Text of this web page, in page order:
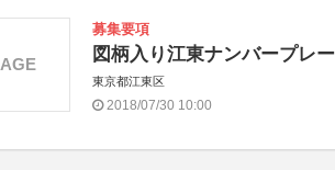
募集要項
図柄入り江東ナンバープレ
東京都江東区
2018/07/30 10:00